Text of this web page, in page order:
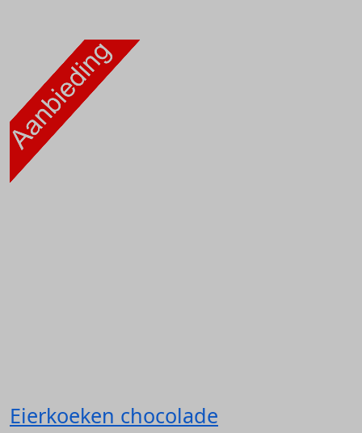
Eierkoeken chocolade